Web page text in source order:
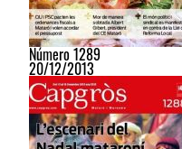
Número 1289
20/12/2013